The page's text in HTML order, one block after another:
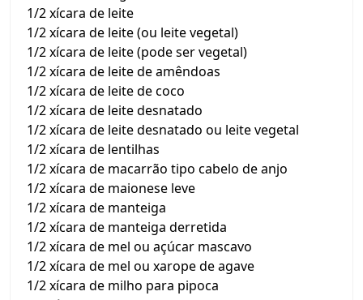
1/2 xícara de leite
1/2 xícara de leite (ou leite vegetal)
1/2 xícara de leite (pode ser vegetal)
1/2 xícara de leite de amêndoas
1/2 xícara de leite de coco
1/2 xícara de leite desnatado
1/2 xícara de leite desnatado ou leite vegetal
1/2 xícara de lentilhas
1/2 xícara de macarrão tipo cabelo de anjo
1/2 xícara de maionese leve
1/2 xícara de manteiga
1/2 xícara de manteiga derretida
1/2 xícara de mel ou açúcar mascavo
1/2 xícara de mel ou xarope de agave
1/2 xícara de milho para pipoca